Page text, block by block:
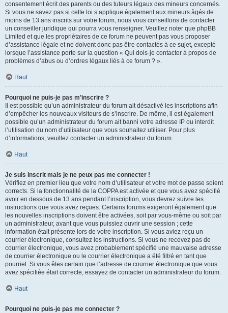
consentement écrit des parents ou des tuteurs légaux des mineurs concernés.
Si vous ne savez pas si cette loi s’applique également aux mineurs âgés de
moins de 13 ans inscrits sur votre forum, nous vous conseillons de contacter
un conseiller juridique qui pourra vous renseigner. Veuillez noter que phpBB
Limited et que les propriétaires de ce forum ne peuvent pas vous proposer
d’assistance légale et ne doivent donc pas être contactés à ce sujet, excepté
lorsque l’assistance porte sur la question « Qui dois-je contacter à propos de
problèmes d’abus ou d’ordres légaux liés à ce forum ? ».
Haut
Pourquoi ne puis-je pas m’inscrire ?
Il est possible qu’un administrateur du forum ait désactivé les inscriptions afin
d’empêcher les nouveaux visiteurs de s’inscrire. De même, il est également
possible qu’un administrateur du forum ait banni votre adresse IP ou interdit
l’utilisation du nom d’utilisateur que vous souhaitez utiliser. Pour plus
d’informations, veuillez contacter un administrateur du forum.
Haut
Je suis inscrit mais je ne peux pas me connecter !
Vérifiez en premier lieu que votre nom d’utilisateur et votre mot de passe soient
corrects. Si la fonctionnalité de la COPPA est activée et que vous avez spécifié
avoir en dessous de 13 ans pendant l’inscription, vous devrez suivre les
instructions que vous avez reçues. Certains forums exigeront également que
les nouvelles inscriptions doivent être activées, soit par vous-même ou soit par
un administrateur, avant que vous puissiez ouvrir une session ; cette
information était présente lors de votre inscription. Si vous aviez reçu un
courrier électronique, consultez les instructions. Si vous ne recevez pas de
courrier électronique, vous avez probablement spécifié une mauvaise adresse
de courrier électronique ou le courrier électronique a été filtré en tant que
pourriel. Si vous êtes certain que l’adresse de courrier électronique que vous
avez spécifiée était correcte, essayez de contacter un administrateur du forum.
Haut
Pourquoi ne puis-je pas me connecter ?